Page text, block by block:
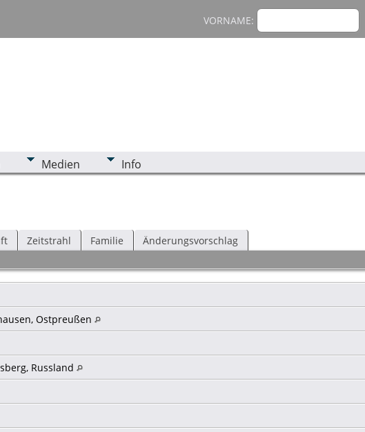
VORNAME:
Medien Info
Zeitstrahl Familie Änderungsvorschlag
Ostpreußen
Russland